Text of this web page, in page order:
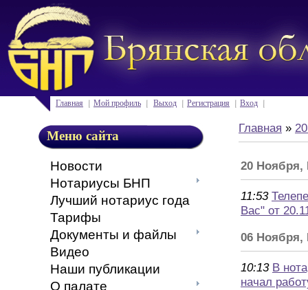
Главная Мой профиль Выход Регистрация Вход
Меню сайта
Новости
Нотариусы БНП
Лучший нотариус года
Тарифы
Документы и файлы
Видео
Наши публикации
О палате
Главная »
20 Ноября,
11:53
Вас" от
06 Ноября,
10:13 В
начал